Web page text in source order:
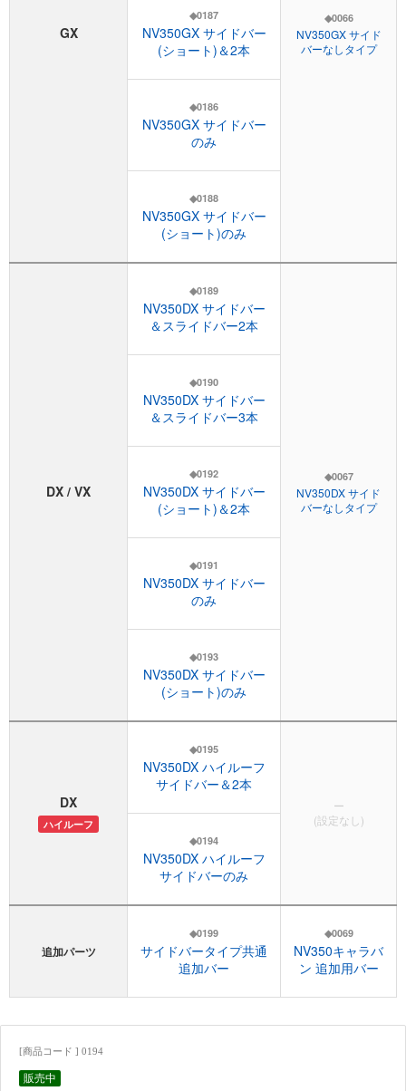
GX
◆0066
NV350GX サイド
バーなしタイプ
◆0187
NV350GX サイドバー
(ショート)＆2本
◆0186
NV350GX サイドバー
のみ
◆0188
NV350GX サイドバー
(ショート)のみ
DX / VX
◆0189
NV350DX サイドバー
＆スライドバー2本
◆0067
NV350DX サイド
バーなしタイプ
◆0190
NV350DX サイドバー
＆スライドバー3本
◆0192
NV350DX サイドバー
(ショート)＆2本
◆0191
NV350DX サイドバー
のみ
◆0193
NV350DX サイドバー
(ショート)のみ
DX
ハイルーフ
◆0195
NV350DX ハイルーフ
サイドバー＆2本
ー
(設定なし)
◆0194
NV350DX ハイルーフ
サイドバーのみ
追加パーツ
◆0199
サイドバータイプ共通
追加バー
◆0069
NV350キャラバ
ン 追加用バー
[商品コード ] 0194
販売中